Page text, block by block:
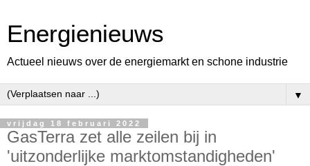
Energienieuws
Actueel nieuws over de energiemarkt en schone industrie
▼
vrijdag 18 februari 2022
GasTerra zet alle zeilen bij in
'uitzonderlijke marktomstandigheden'